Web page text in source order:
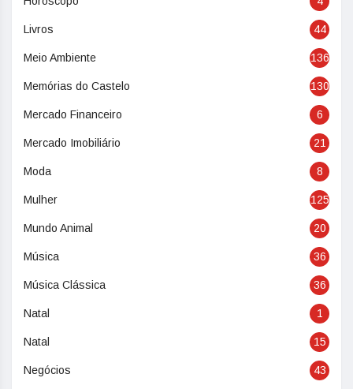
Livros 44
Meio Ambiente 136
Memórias do Castelo 130
Mercado Financeiro 6
Mercado Imobiliário 21
Moda 8
Mulher 125
Mundo Animal 20
Música 36
Música Clássica 36
Natal 1
Natal 15
Negócios 43